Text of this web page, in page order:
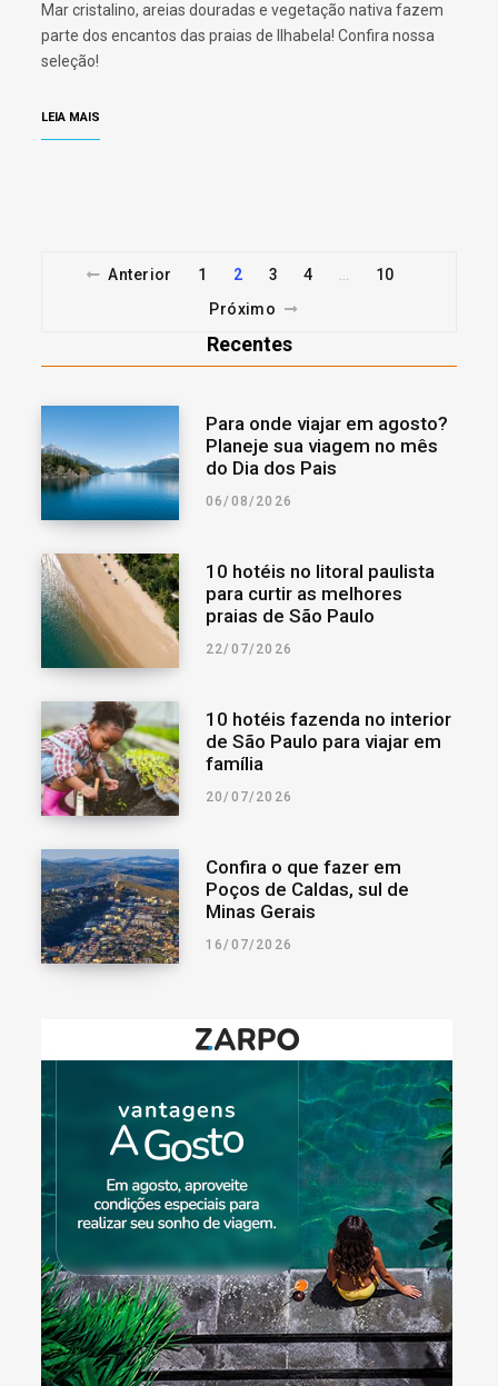
Mar cristalino, areias douradas e vegetação nativa fazem
parte dos encantos das praias de Ilhabela! Confira nossa
seleção!
LEIA MAIS
Anterior 1 2 3 4 …
10
Próximo
Recentes
Para onde viajar em agosto?
Planeje sua viagem no mês
do Dia dos Pais
06/08/2026
10 hotéis no litoral paulista
para curtir as melhores
praias de São Paulo
22/07/2026
10 hotéis fazenda no interior
de São Paulo para viajar em
família
20/07/2026
Confira o que fazer em
Poços de Caldas, sul de
Minas Gerais
16/07/2026